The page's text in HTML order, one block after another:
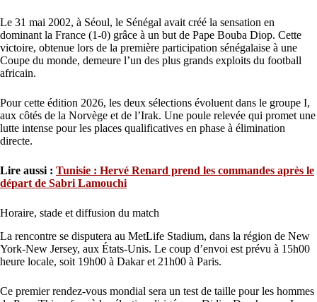
Le 31 mai 2002, à Séoul, le Sénégal avait créé la sensation en
dominant la France (1-0) grâce à un but de Pape Bouba Diop. Cette
victoire, obtenue lors de la première participation sénégalaise à une
Coupe du monde, demeure l’un des plus grands exploits du football
africain.
Pour cette édition 2026, les deux sélections évoluent dans le groupe I,
aux côtés de la Norvège et de l’Irak. Une poule relevée qui promet une
lutte intense pour les places qualificatives en phase à élimination
directe.
Lire aussi : Tunisie : Hervé Renard prend les commandes après le
départ de Sabri Lamouchi
Horaire, stade et diffusion du match
La rencontre se disputera au MetLife Stadium, dans la région de New
York-New Jersey, aux États-Unis. Le coup d’envoi est prévu à 15h00
heure locale, soit 19h00 à Dakar et 21h00 à Paris.
Ce premier rendez-vous mondial sera un test de taille pour les hommes